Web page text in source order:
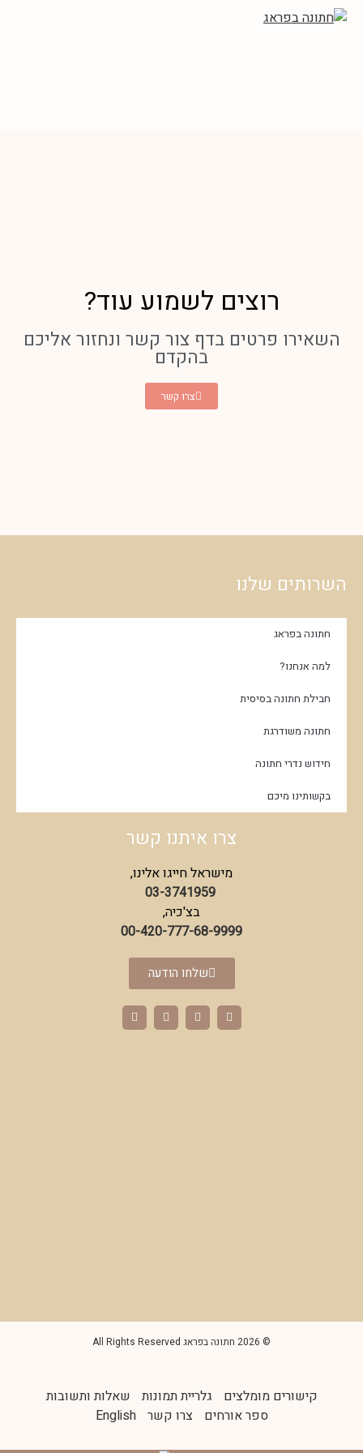
English
רוצים לשמוע עוד?
השאירו פרטים בדף צור קשר ונחזור אליכם
בהקדם
צרו קשר
השרותים שלנו
חתונה בפראג
למה אנחנו?
חבילת חתונה בסיסית
חתונה משודרגת
חידוש נדרי חתונה
בקשותינו מיכם
צרו איתנו קשר
מישראל חייגו אלינו,
03-3741959
בצ'כיה,
00-420-777-68-9999
שלחו הודעה
© 2026 חתונה בפראג All Rights Reserved
קישורים מומלצים גלריית תמונות
שאלות ותשובות
ספר אורחים
צרו קשר English